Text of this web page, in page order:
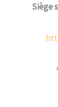
Siège